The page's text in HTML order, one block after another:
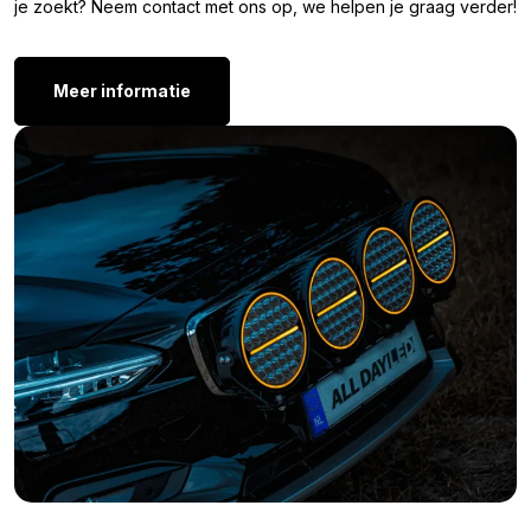
Let op, deze LED lampen zijn niet CAN-Bus proof. Dit wil zeggen
uitgesloten. Ook zijn extra lampen zoals verstralers of skylights
uitgesloten van het CAN-Bus systeem.
Overige kleuren:
Ben je wel op zoek naar een r10w of p21w LED lamp, maar is de
BA15S LED lamp rood niet de kleur die je zoekt? Deze LED lamp
met bajonet aansluiting is ook beschikbaar is in de volgende
kleuren:
BA15S LED lamp ambergeel – 9 smd
BA15S LED lamp xenon wit – 9 smd
BA15S LED lamp warm wit – 9 smd
Waarom heeft deze BA15S LED lamp geen
je zoekt? Neem contact met ons op, we helpen je graag verder!
Meer informatie